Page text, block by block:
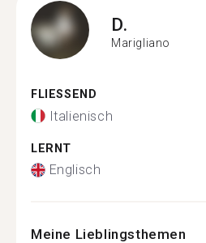
D.
Marigliano
FLIESSEND
Italienisch
LERNT
Englisch
Meine Lieblingsthemen